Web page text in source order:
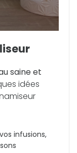
saine et
idées
infusions,